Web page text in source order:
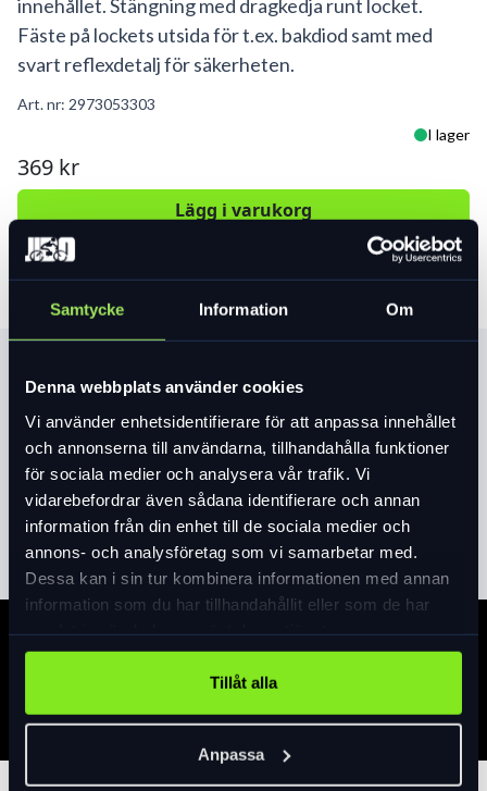
Samtycke Information Om
Denna webbplats använder cookies
Vi använder enhetsidentifierare för att anpassa innehållet
och annonserna till användarna, tillhandahålla funktioner
för sociala medier och analysera vår trafik. Vi
vidarebefordrar även sådana identifierare och annan
information från din enhet till de sociala medier och
annons- och analysföretag som vi samarbetar med.
Dessa kan i sin tur kombinera informationen med annan
information som du har tillhandahållit eller som de har
Tillåt alla
Anpassa
innehållet. Stängning med dragkedja runt locket.
Fäste på lockets utsida för t.ex. bakdiod samt med
svart reflexdetalj för säkerheten.
Art. nr: 2973053303
I lager
369 kr
Lägg i varukorg
Produktinformation
Väska för smidig och säker montering under sadeln. Med
invändig ficka och blå insida för att lättare se innehållet.
Stängning med dragkedja runt locket. Fäste på lockets utsida
för t.ex. bakdiod samt med svart reflexdetalj för säkerheten.
Fästes med kardborreband runt railsen och gummifäste runt
sadelrör. 6,9 dl.
Läs merexpand_more
Specifikation